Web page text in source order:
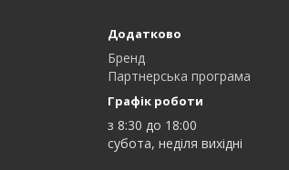
Додатково
Бренд
Партнерська програма
Графік роботи
з 8:30 до 18:00
субота, неділя вихідні